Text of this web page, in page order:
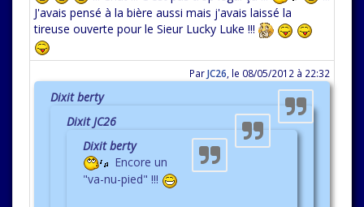
J'avais pensé à la bière aussi mais j'avais laissé la
tireuse ouverte pour le Sieur Lucky Luke !!!
ParJC26 le 08/05/2012 à 22:32
Dixit berty
Dixit JC26
Dixit berty
Encore un
"va-nu-pied" !!!